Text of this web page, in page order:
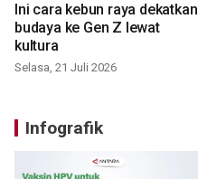
Ini cara kebun raya dekatkan
budaya ke Gen Z lewat
kultura
Selasa, 21 Juli 2026
Infografik